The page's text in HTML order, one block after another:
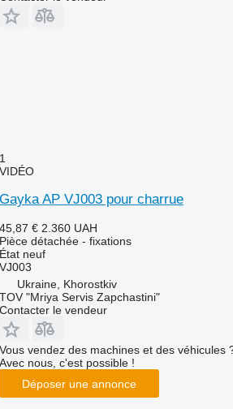
1
VIDÉO
Gayka AP VJ003 pour charrue
45,87 € 2.360 UAH
Pièce détachée - fixations
Étatneuf
VJ003
Ukraine, Khorostkiv
TOV "Mriya Servis Zapchastini"
Contacter le vendeur
Vous vendez des machines et des véhicules
Avec nous, c'est possible !
Déposer une annonce